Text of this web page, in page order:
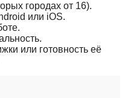
городах от 16).
или iOS.
или готовность её